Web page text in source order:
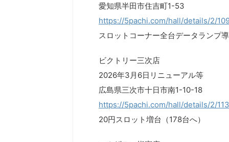
愛知県半田市住吉町1-53
https://5pachi.com/hall/details/2/
スロットコーナー全台データランプ
ビクトリー三次店
2026年3月6日リニューアル等
広島県三次市十日市南1-10-18
https://5pachi.com/hall/details/2/
20円スロット増台（178台へ）